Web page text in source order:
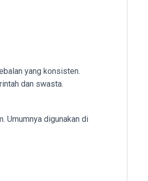
yang konsisten.
dan swasta.
Umumnya digunakan di